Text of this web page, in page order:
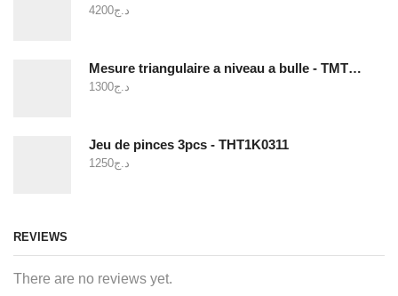
د.ج4200
Mesure triangulaire a niveau a bulle - TMT646003
د.ج1300
Jeu de pinces 3pcs - THT1K0311
د.ج1250
REVIEWS
There are no reviews yet.